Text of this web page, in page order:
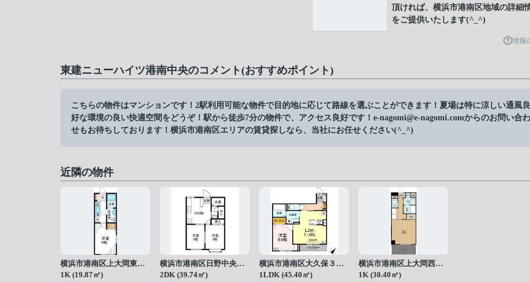
頂ければ、横浜市港南区地域の詳細
をご提供いたします(^_^)
情報
東建ニューハイツ港南中央のコメント(おすすめポイント)
こちらの物件はマンションです！2駅利用可能な物件で目的地に応じて路線を選ぶことができます！夏場は特に涼しい通風良
好な環境の良い快適空間をどうぞ！駅から徒歩7分の物件で、アクセス良好です！e-nagomi@e-nagomi.comからのお問い合わ
せもお待ちしております！横浜市港南区エリアの賃貸探しなら、当社にお任せください(^_^)
近隣の物件
横浜市港南区上大岡東１丁目
1K (19.87㎡)
横浜市港南区日野中央３丁目
2DK (39.74㎡)
横浜市港南区大久保３丁目
1LDK (45.40㎡)
横浜市港南区上大岡西２丁目
1K (30.40㎡)